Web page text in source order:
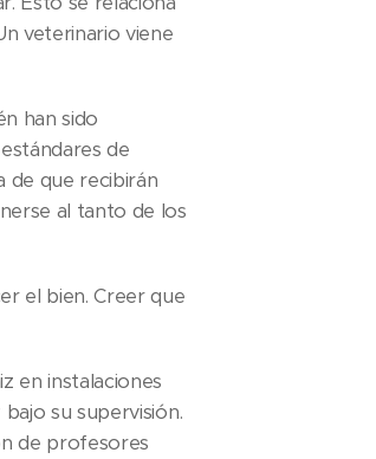
veterinario viene
han sido
de
de que recibirán
al tanto de los
el bien. Creer que
en instalaciones
su supervisión.
de profesores